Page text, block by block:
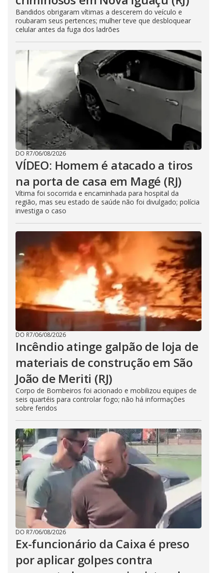
Bandidos obrigaram vítimas a descerem do veículo e
roubaram seus pertences; mulher teve que desbloquear
celular antes da fuga dos ladrões
DO R7/06/08/2026
VÍDEO: Homem é atacado a tiros
na porta de casa em Magé (RJ)
Vítima foi socorrida e encaminhada para hospital da
região, mas seu estado de saúde não foi divulgado; polícia
investiga o caso
DO R7/06/08/2026
Incêndio atinge galpão de loja de
materiais de construção em São
João de Meriti (RJ)
Corpo de Bombeiros foi acionado e mobilizou equipes de
seis quartéis para controlar fogo; não há informações
sobre feridos
DO R7/06/08/2026
Ex-funcionário da Caixa é preso
por aplicar golpes contra